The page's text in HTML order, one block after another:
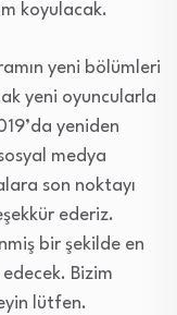
koyulacak.
yeni bölümleri
yeni oyuncularla
yeniden
medya
son noktayı
ederiz.
bir şekilde en
Bizim
lütfen.